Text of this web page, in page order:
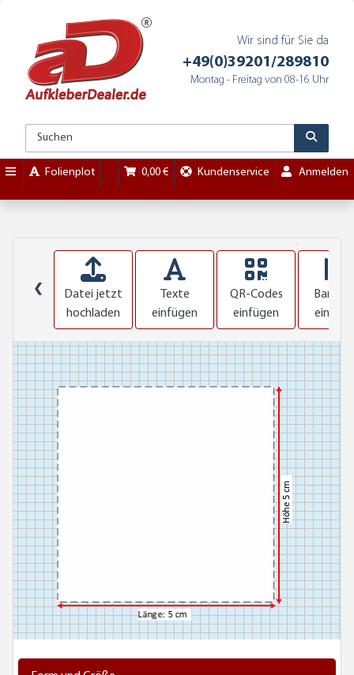
Wir sind für Sie da
+49(0)39201/289810
Montag - Freitag von 08-16 Uhr
Folienplot 0,00 € Kundenservice Anmelden
❮
Datei jetzt
hochladen
Texte
einfügen
QR-Codes
einfügen